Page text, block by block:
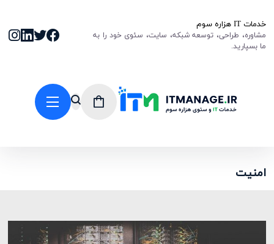
خدمات IT هزاره سوم
مشاوره، طراحی، توسعه شبکه، سایت، سئوی خود را به
ما بسپارید.
امنیت